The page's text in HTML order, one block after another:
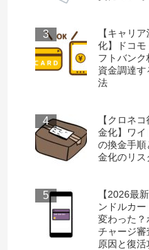
ド【aupayカード即時利用
【キャリ
化】ドコモ
フトバンク
資金調達
法
【クロネ
金化】ワイ
の換金手順
金化のリス
【2026最
ンドルカ
変わった？
チャージ審
原因と復活